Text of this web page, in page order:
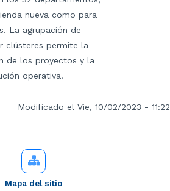
nueva como para
La agrupación de
clústeres permite la
de los proyectos y la
operativa.
Modificado el Vie, 10/02/2023 - 11:22
Mapa del sitio